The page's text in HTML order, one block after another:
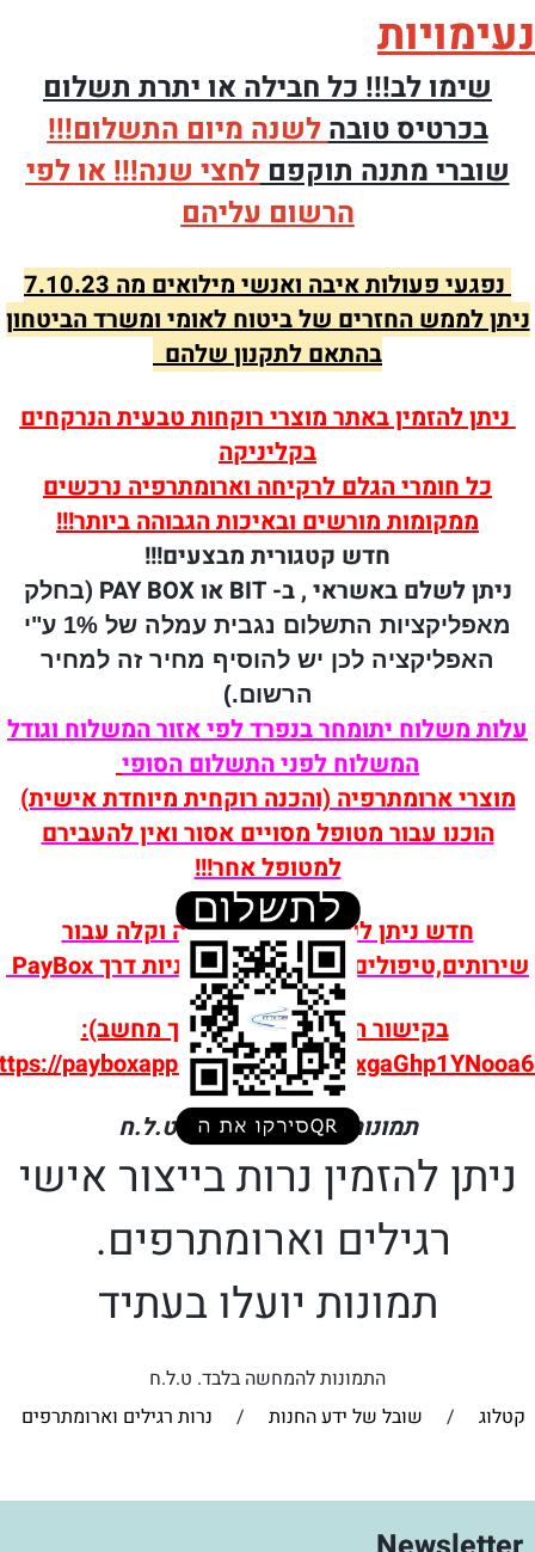
נעימויות
שימו לב!!! כל חבילה או יתרת תשלום
בכרטיס טובה לשנה מיום התשלום!!!
שוברי מתנה תוקפםלחצי שנה!!! או לפי
הרשום עליהם
נפגעי פעולות איבה ואנשי מילואים מה 7.10.23
ניתן לממש החזרים של ביטוח לאומי ומשרד הביטחון
בהתאם לתקנון שלהם
ניתן להזמיןבאתרמוצרי רוקחות טבעית הנרקחים
בקליניקה
כל חומרי הגלם לרקיחה וארומתרפיה נרכשים
ממקומות מורשים ובאיכות הגבוהה ביותר!!!
חדש קטגורית מבצעים!!!
ניתן לשלםבאשראי , ב- BIT או PAY BOX (
בחלק
מאפליקציות התשלום נגבית עמלה של 1% ע"י
האפליקציה לכן יש להוסיף מחיר זה למחיר
הרשום.)
עלות משלוח יתומחר בנפרד לפי אזור המשלוח וגודל
המשלוח לפני התשלום הסופי
מוצרי ארומתרפיה (והכנה רוקחית מיוחדת אישית)
הוכנו עבור מטופל מסויים אסור ואין להעבירם
למטופל אחר!!!
חדש ניתן לשלם בצורה בטוחה וקלה עבור
שירותים,טיפולים ומוצרים בסל הקניות דרך PayBox
בקישור הבא (אינו פעיל דרך מחשב):
payboxapp.page.link/p49MxgaGhp1YNooa6
תמונות להמחשה בלבד. ט.ל.ח
ניתן להזמין נרות בייצור אישי
רגילים וארומתרפים.
תמונות יועלו בעתיד
התמונות להמחשה בלבד. ט.ל.ח
קטלוג
/ שובל של ידע החנות / נרות רגילים וארומתרפים